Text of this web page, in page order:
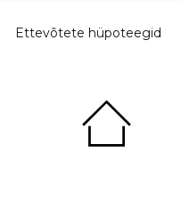
Ettevõtete hüpoteegid